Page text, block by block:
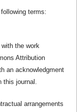
terms:
the work
Attribution
an acknowledgment
journal.
arrangements